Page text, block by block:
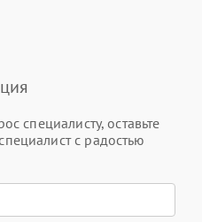
специалисту, оставьте
с радостью